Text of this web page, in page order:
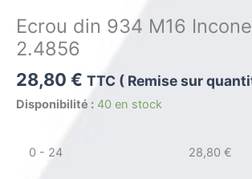
Ecrou din 934 M16
2.4856
28,80 € TTC ( Remise sur
Disponibilité : 40 en stock
0 - 24 28,80 €